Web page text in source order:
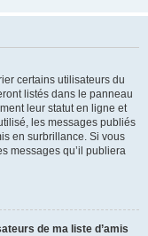
certains utilisateurs du
listés dans le panneau
leur statut en ligne et
les messages publiés
en surbrillance. Si vous
messages qu’il publiera
de ma liste d’amis